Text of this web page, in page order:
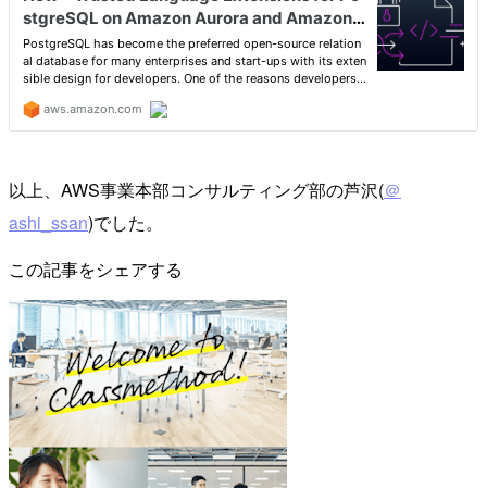
以上、AWS事業本部コンサルティング部の芦沢(＠
ashi_ssan)でした。
この記事をシェアする